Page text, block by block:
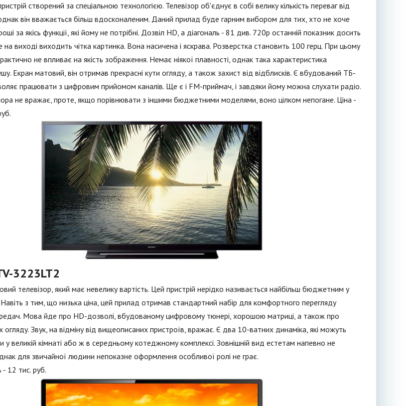
створений за спеціальною технологією. Телевізор об'єднує в собі велику кількість переваг від
він вважається більш вдосконаленим. Даний прилад буде гарним вибором для тих, хто не хоче
за якісь функції, які йому не потрібні. Дозвіл HD, а діагональ - 81 див. 720p останній показник досить
на виході виходить чітка картинка. Вона насичена і яскрава. Розверстка становить 100 герц. При цьому
не впливає на якість зображення. Немає ніякої плавності, однак така характеристика
Екран матовий, він отримав прекрасні кути огляду, а також захист від відблисків. Є вбудований ТБ-
працювати з цифровим прийомом каналів. Ще є і FM-приймач, і завдяки йому можна слухати радіо.
не вражає, проте, якщо порівнювати з іншими бюджетними моделями, воно цілком непогане. Ціна -
3223LT2
телевізор, який має невелику вартість. Цей пристрій нерідко називається найбільш бюджетним у
Навіть з тим, що низька ціна, цей прилад отримав стандартний набір для комфортного перегляду
Мова йде про HD-дозволі, вбудованому цифровому тюнері, хорошою матриці, а також про
огляду. Звук, на відміну від вищеописаних пристроїв, вражає. Є два 10-ватних динаміка, які можуть
великій кімнаті або ж в середньому котеджному комплексі. Зовнішній вид естетам напевно не
для звичайної людини непоказне оформлення особливої ролі не грає.
- 12 тис. руб.